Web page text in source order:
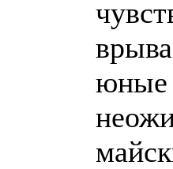
юные